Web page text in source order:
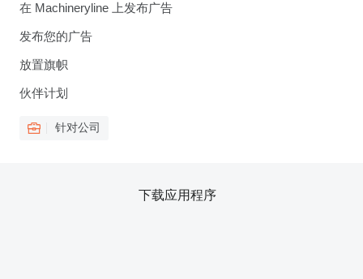
在 Machineryline 上发布广告
发布您的广告
放置旗帜
伙伴计划
针对公司
下载应用程序